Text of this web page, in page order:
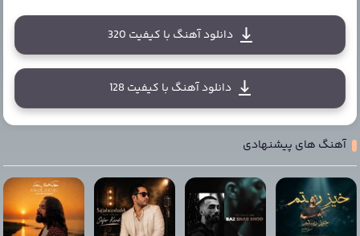
دانلود آهنگ با کیفیت 320
دانلود آهنگ با کیفیت 128
آهنگ های پیشنهادی